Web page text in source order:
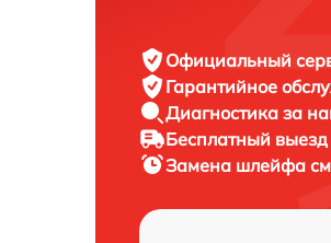
Официальный
Гарантийное
Диагностика за
Бесплатный
Замена шлейфа